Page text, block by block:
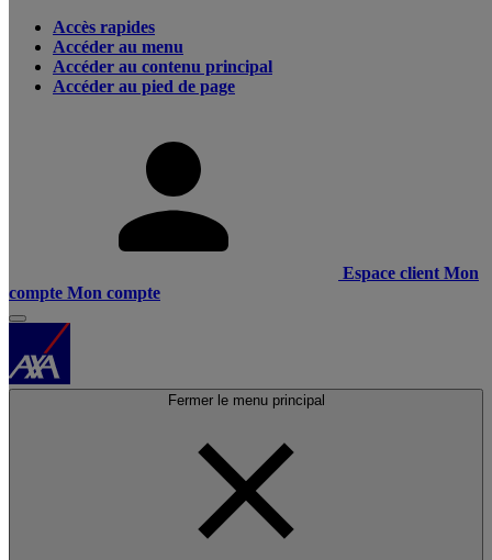
Accès rapides
Accéder au menu
Accéder au contenu principal
Accéder au pied de page
Espace client Mon
compte Mon compte
Fermer le menu principal